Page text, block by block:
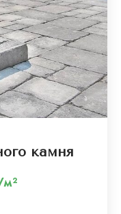
камня